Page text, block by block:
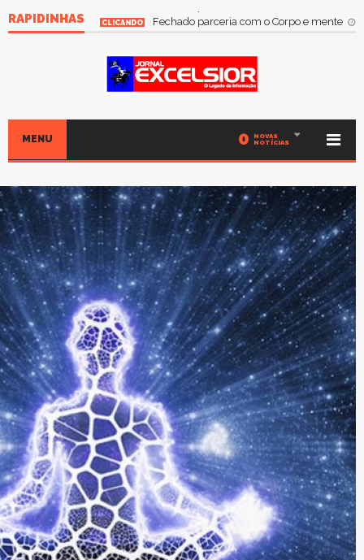
RAPIDINHAS CLICANDO Fechado parceria com o iaol Apr 26, 2020
MENU 0
NOVAS
NOTÍCIAS